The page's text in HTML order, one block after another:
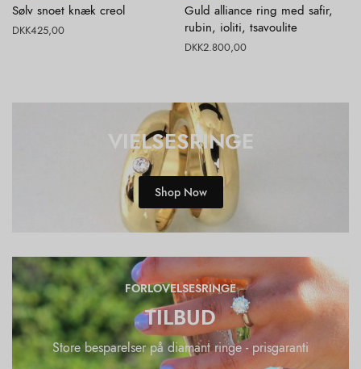
Sølv snoet knæk creol
DKK425,00
Guld alliance ring med safir,
rubin, ioliti, tsavoulite
DKK2.800,00
VIELSESRINGE
Shop Now
FORLOVELSESRINGE
TILBUD
Store besparelser på diamant ringe - prisgaranti